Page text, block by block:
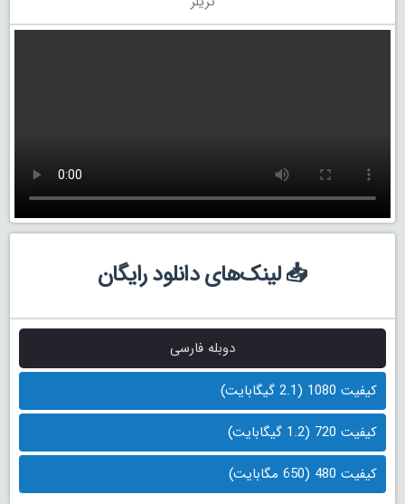
📥 لینک‌های دانلود رایگان
دوبله فارسی
کیفیت 1080 (2.1 گیگابایت)
کیفیت 720 (1.2 گیگابایت)
کیفیت 480 (650 مگابایت)